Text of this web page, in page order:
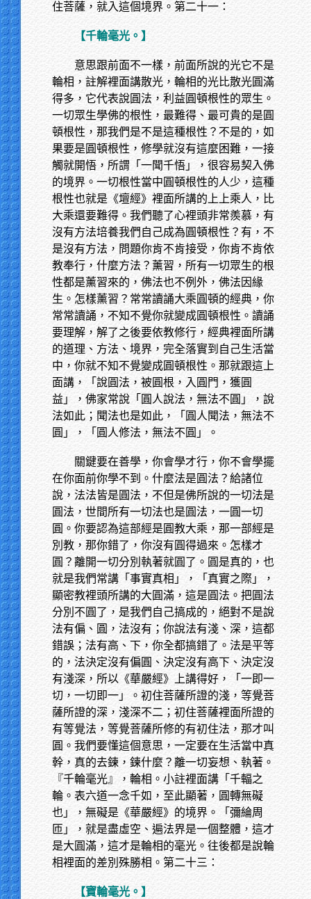
住菩薩，就入這個境界。第二十一：
【千輪毫光。】
意思跟前面不一樣，前面所說的光它不是
輪相，註解裡面講散光，輪相的光比散光圓滿
得多，它代表說圓法，利益圓頓根性的眾生。
一切眾生學佛的根性，最難得、最可貴的是圓
頓根性，那我們是不是這種根性？不是的，如
果要是圓頓根性，修學就沒有這麼困難，一接
觸就開悟，所謂「一聞千悟」，很容易契入佛
的境界。一切根性當中圓頓根性的人少，這種
根性也就是《壇經》裡面所講的上上乘人，比
大乘還要難得。我們聽了心裡頭非常羨慕，有
沒有方法培養我們自己成為圓頓根性？有，不
是沒有方法，問題你肯不肯接受，你肯不肯依
教奉行，什麼方法？薰習，所有一切眾生的根
性都是薰習來的，佛法也不例外，佛法因緣
生。怎樣薰習？常常讀誦大乘圓頓的經典，你
常常讀誦，不知不覺你就變成圓頓根性。讀誦
要理解，解了之後要依教修行，經典裡面所講
的道理、方法、境界，完全落實到自己生活當
中，你就不知不覺變成圓頓根性。那就跟這上
面講，「說圓法，被圓根，入圓門，獲圓
益」，佛家常說「圓人說法，無法不圓」，說
法如此；聞法也是如此，「圓人聞法，無法不
圓」，「圓人修法，無法不圓」。
關鍵要在善學，你會學才行，你不會學擺
在你面前你學不到。什麼法是圓法？給諸位
說，法法皆是圓法，不但是佛所說的一切法是
圓法，世間所有一切法也是圓法，一圓一切
圓。你要認為這部經是圓教大乘，那一部經是
別教，那你錯了，你沒有圓得過來。怎樣才
圓？離開一切分別執著就圓了。圓是真的，也
就是我們常講「事實真相」，「真實之際」，
顯密教裡頭所講的大圓滿，這是圓法。把圓法
分別不圓了，是我們自己搞成的，絕對不是說
法有偏、圓，法沒有；你說法有淺、深，這都
錯誤；法有高、下，你全都搞錯了。法是平等
的，法決定沒有偏圓、決定沒有高下、決定沒
有淺深，所以《華嚴經》上講得好，「一即一
切，一切即一」。初住菩薩所證的淺，等覺菩
薩所證的深，淺深不二；初住菩薩裡面所證的
有等覺法，等覺菩薩所修的有初住法，那才叫
圓。我們要懂這個意思，一定要在生活當中真
幹，真的去鍊，鍊什麼？離一切妄想、執著。
『千輪毫光』，輪相。小註裡面講「千輻之
輪。表六道一念千如，至此顯著，圓轉無礙
也」，無礙是《華嚴經》的境界。「彌綸周
匝」，就是盡虛空、遍法界是一個整體，這才
是大圓滿，這才是輪相的毫光。往後都是說輪
相裡面的差別殊勝相。第二十三：
【寶輪毫光。】